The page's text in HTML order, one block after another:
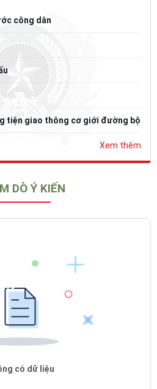
công dân
tiện giao thông cơ giới đường bộ
Xem thêm
DÒ Ý KIẾN
có dữ liệu